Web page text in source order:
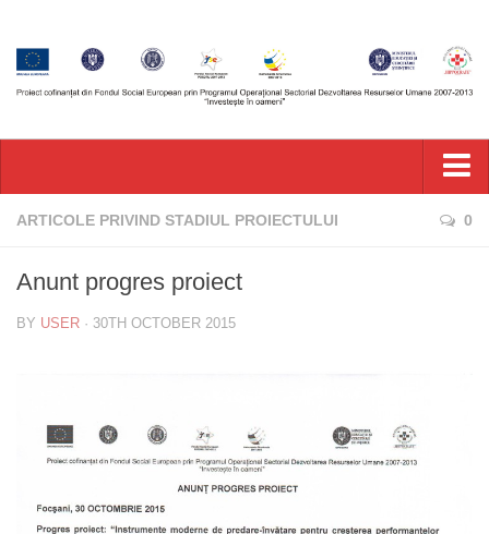
Acasa
Comunicate de Presa
Comunicate de Presa
Obiective
Grup Tinta
ARTICOLE PRIVIND STADIUL PROIECTULUI 0
Anunt progres proiect
BY USER · 30TH OCTOBER 2015